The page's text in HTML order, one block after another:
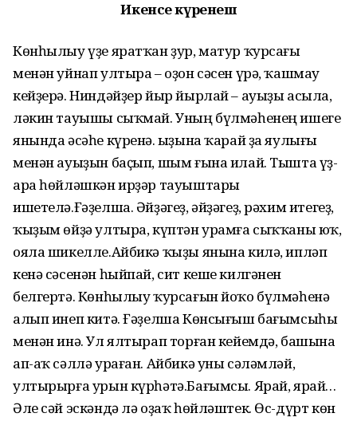
Икенсе күренеш
Көнһылыу үҙе яратҡан ҙур, матур ҡурсағы
менән уйнап ултыра – оҙон сәсен үрә, ҡашмау
кейҙерә. Ниндәйҙер йыр йырлай – ауыҙы асыла,
ләкин тауышы сыҡмай. Уның бүлмәһенең ишеге
янында әсәһе күренә. Ҡыҙына ҡарай ҙа яулығы
менән ауыҙын баҫып, шым ғына илай. Тышта үҙ-
ара һөйләшкән ирҙәр тауыштары
ишетелә.Ғәҙелша. Әйҙәгеҙ, әйҙәгеҙ, рәхим итегеҙ,
ҡыҙым өйҙә ултыра, күптән урамға сыҡҡаны юҡ,
ояла шикелле.Айбикә ҡыҙы янына килә, ипләп
кенә сәсенән һыйпай, сит кеше килгәнен
белгертә. Көнһылыу ҡурсағын йоҡо бүлмәһенә
алып инеп китә. Ғәҙелша Көнсығыш бағымсыһы
менән инә. Ул ялтырап торған кейемдә, башына
ап-аҡ сәллә ураған. Айбикә уны сәләмләй,
ултырырға урын күр­һәтә.Бағымсы. Ярай, ярай…
Әле сәй эскәндә лә оҙаҡ һөйләштек. Өс-дүрт көн